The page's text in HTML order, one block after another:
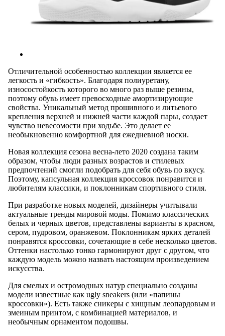
Отличительной особенностью коллекции является ее
легкость и «гибкость». Благодаря полиуретану,
износостойкость которого во много раз выше резины,
поэтому обувь имеет превосходные амортизирующие
свойства. Уникальный метод прошивного и литьевого
крепления верхней и нижней части каждой пары, создает
чувство невесомости при ходьбе. Это делает ее
необыкновенно комфортной для ежедневной носки.
Новая коллекция сезона весна-лето 2020 создана таким
образом, чтобы люди разных возрастов и стилевых
предпочтений смогли подобрать для себя обувь по вкусу.
Поэтому, капсульная коллекция кроссовок понравится и
любителям классики, и поклонникам спортивного стиля.
При разработке новых моделей, дизайнеры учитывали
актуальные тренды мировой моды. Помимо классических
белых и черных цветов, представлены варианты в красном,
сером, пудровом, оранжевом. Поклонникам ярких деталей
понравятся кроссовки, сочетающие в себе несколько цветов.
Оттенки настолько тонко гармонируют друг с другом, что
каждую модель можно назвать настоящим произведением
искусства.
Для смелых и остромодных натур специально созданы
модели известные как ugly sneakers (или «папины
кроссовки»). Есть также сникеры с хищным леопардовым и
змеиным принтом, с комбинацией материалов, и
необычным орнаментом подошвы.